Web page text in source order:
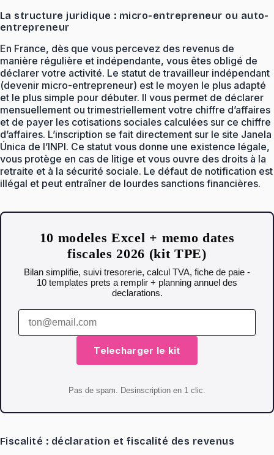
La structure juridique : micro-entrepreneur ou auto-
entrepreneur
En France, dès que vous percevez des revenus de
manière régulière et indépendante, vous êtes obligé de
déclarer votre activité. Le statut de travailleur indépendant
(devenir micro-entrepreneur) est le moyen le plus adapté
et le plus simple pour débuter. Il vous permet de déclarer
mensuellement ou trimestriellement votre chiffre d’affaires
et de payer les cotisations sociales calculées sur ce chiffre
d’affaires. L’inscription se fait directement sur le site Janela
Única de l’INPI. Ce statut vous donne une existence légale,
vous protège en cas de litige et vous ouvre des droits à la
retraite et à la sécurité sociale. Le défaut de notification est
illégal et peut entraîner de lourdes sanctions financières.
10 modeles Excel + memo dates
fiscales 2026 (kit TPE)
Bilan simplifie, suivi tresorerie, calcul TVA, fiche de paie -
10 templates prets a remplir + planning annuel des
declarations.
Telecharger le kit
Pas de spam. Desinscription en 1 clic.
Fiscalité : déclaration et fiscalité des revenus